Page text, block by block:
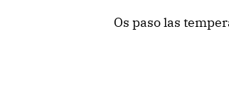
Os paso las